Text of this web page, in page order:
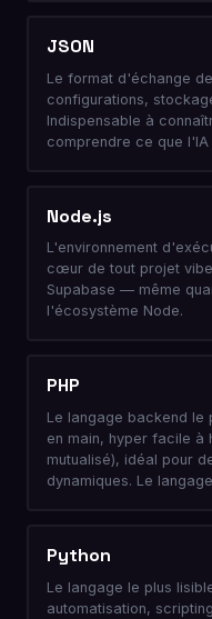
JSON
Le format d'échange
configurations,
Indispensable à
comprendre ce que l'IA
Node.js
L'environnement
cœur de tout projet
Supabase — même
l'écosystème Node.
PHP
Le langage backend le
en main, hyper facile à
mutualisé), idéal pour
dynamiques. Le
Python
Le langage le plus
automatisation,